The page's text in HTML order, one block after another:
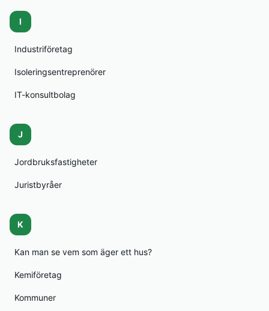
I
Industriföretag
Isoleringsentreprenörer
IT-konsultbolag
J
Jordbruksfastigheter
Juristbyråer
K
Kan man se vem som äger ett hus?
Kemiföretag
Kommuner